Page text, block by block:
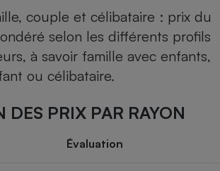
couple et célibataire : prix du
selon les différents profils
à savoir famille avec enfants,
ou célibataire.
DES PRIX PAR RAYON
Évaluation